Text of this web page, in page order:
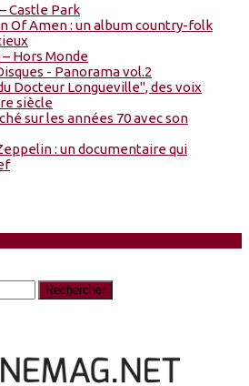
Castle Park
Of Amen : un album country-folk
Hors Monde
- Panorama vol.2
Docteur Longueville", des voix
siècle
sur les années 70 avec son
: un documentaire qui